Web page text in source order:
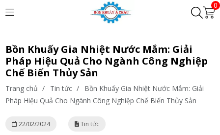
0
Bồn Khuấy Gia Nhiệt Nước Mắm: Giải
Pháp Hiệu Quả Cho Ngành Công Nghiệp
Chế Biến Thủy Sản
Trang chủ / Tin tức /
Bồn Khuấy Gia Nhiệt Nước Mắm: Giải
Pháp Hiệu Quả Cho Ngành Công Nghiệp Chế Biến Thủy Sản
22/02/2024 Tin tức